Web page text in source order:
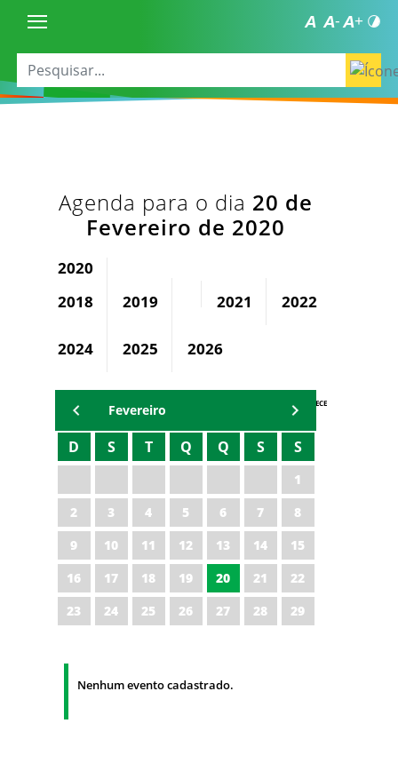
Agenda para o dia 20 de
Fevereiro de 2020
2020
2018
2019 2021 2022
2024 2025 2026
AGENDA IPECE
Fevereiro
D S T Q Q S S
1
2
3 4 5 6 7
8
9
10 11 12 13 14
15
16
17 18 19 20 21
22
23
24 25 26 27 28 29
Nenhum evento cadastrado.